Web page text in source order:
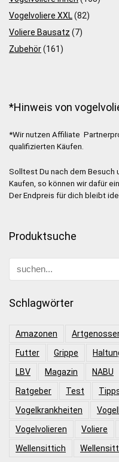
Vogelvoliere XXL(82)
Voliere Bausatz (7)
Zubehör(161)
*Hinweis von
*Wir nutzen Affiliate
qualifizierten Käufen.
Solltest Du nach dem Besuch
Kaufen, so können wir dafür
Der Endpreis für dich bleibt
Produktsuche
Schlagwörter
Amazonen
Futter
Grippe
LBV
Magazin NABU
Ratgeber
Test
Vogelkrankheiten
Vogelvolieren
Voliere
Wellensittich